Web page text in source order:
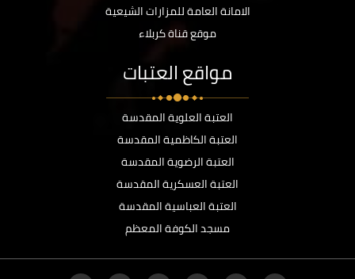
الامانة العامة للمزارات الشيعية
موقع قناة كربلاء
مواقع العتبات
العتبة العلوية المقدسة
العتبة الكاظمية المقدسة
العتبة الرضوية المقدسة
العتبة العسكرية المقدسة
العتبة العباسية المقدسة
مسجد الكوفة المعظم